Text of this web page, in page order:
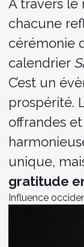
À travers le
chacune
cérémonie
calendrier
C’est un
prospérité.
offrandes
unique,
gratitude
Influence